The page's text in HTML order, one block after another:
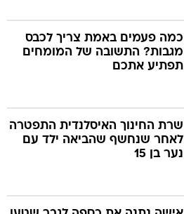
כמה פעמים באמת צריך לכבס
מגבות? התשובה של המומחים
תפתיע אתכם
שרת החינוך האיסלנדית התפטרה
לאחר שנחשף שהביאה ילד עם
נער בן 15